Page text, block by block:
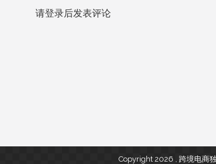
请登录后发表评论
Copyright 2026 , 跨境电商